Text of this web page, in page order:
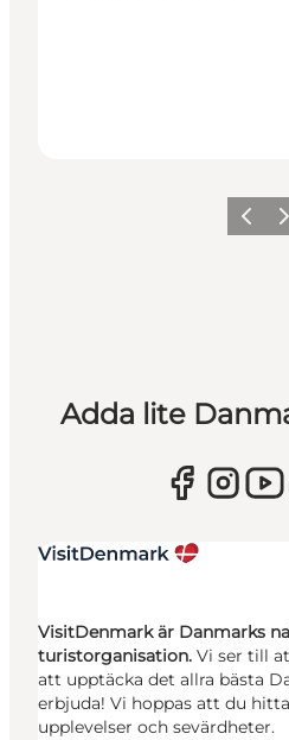
Adda lite
VisitDenmark är Danmarks
turistorganisation. Vi ser till
att upptäcka det allra bästa
erbjuda! Vi hoppas att du
upplevelser och sevärdheter.